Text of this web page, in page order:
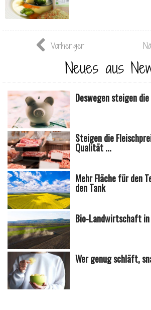
Vorheriger
Neues aus
Deswegen steigen
Steigen die
Qualität ...
Mehr Fläche für den
den Tank
Bio-Landwirtschaft
Wer genug schläft,